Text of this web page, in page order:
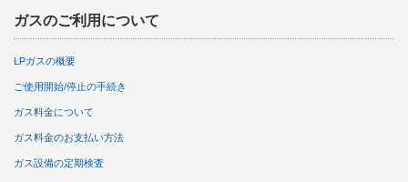
ガスのご利用について
LPガスの概要
ご使用開始/停止の手続き
ガス料金について
ガス料金のお支払い方法
ガス設備の定期検査